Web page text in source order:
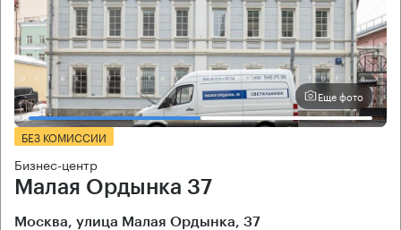
Еще фото
БЕЗ КОМИССИИ
Бизнес-центр
Малая Ордынка 37
Москва, улица Малая Ордынка, 37